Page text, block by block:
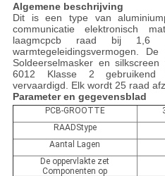
Algemene beschrijving
Dit is een type van
communicatie elektronisch
laagmcpcb raad bij
warmtegeleidingsvermogen.
Soldeerselmasker en
6012 Klasse 2 gebruikend
vervaardigd. Elk wordt 25 raad
Parameter en gegevensblad
PCB-GROOTTE
RAADStype
Aantal Lagen
De oppervlakte zet
Componenten op